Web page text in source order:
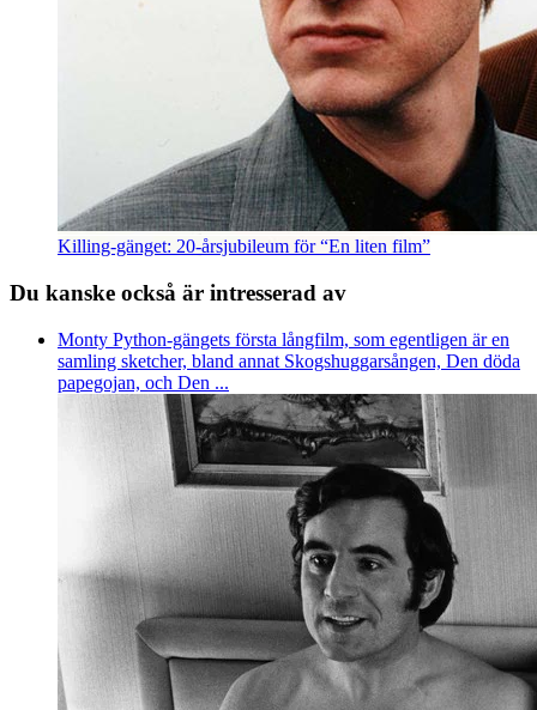
Killing-gänget: 20-årsjubileum för “En liten film”
Du kanske också är intresserad av
Monty Python-gängets första långfilm, som egentligen är en
samling sketcher, bland annat Skogshuggarsången, Den döda
papegojan, och Den ...